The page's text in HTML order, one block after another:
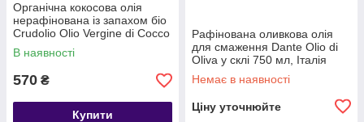
Органічна кокосова олія
нерафінована із запахом біо
Crudolio Olio Vergine di Cocco
Bio 500 г Італія
В наявності
570 ₴
Купити
Рафінована оливкова олія
для смаження Dante Olio di
Oliva у склі 750 мл, Італія
Немає в наявності
Ціну уточнюйте